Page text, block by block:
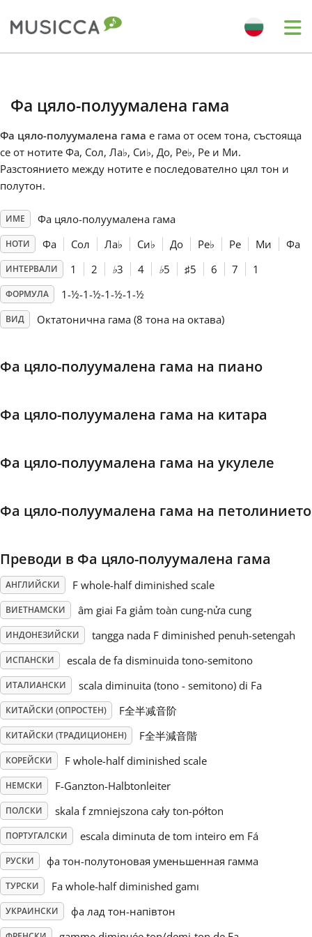
English
Español
日本語
Polski
Português
Русский
Svenska
Tiếng Việt
Türkçe
Українська
繁體中文
Фа цяло-полуумалена гама
Фа цяло-полуумалена гама е гама от осем тона, състояща
се от нотите Фа, Сол, Ла♭, Си♭, До, Ре♭, Ре и Ми.
Разстоянието между нотите е последователно цял тон и
полутон.
ИМЕ Фа цяло-полуумалена гама
НОТИ Фа Сол Ла♭ Си♭ До Ре♭ Ре Ми Фа
ИНТЕРВАЛИ 1 2 ♭3 4 ♭5 ♯5 6 7 1
ФОРМУЛА 1-½-1-½-1-½-1-½
ВИД Октатонична гама (8 тона на октава)
Фа цяло-полуумалена гама на пиано
Фа цяло-полуумалена гама на китара
Фа цяло-полуумалена гама на укулеле
Фа цяло-полуумалена гама на петолинието
Преводи в Фа цяло-полуумалена гама
АНГЛИЙСКИ F whole-half diminished scale
ВИЕТНАМСКИ âm giai Fa giảm toàn cung-nửa cung
ИНДОНЕЗИЙСКИ tangga nada F diminished penuh-setengah
ИСПАНСКИ escala de fa disminuida tono-semitono
ИТАЛИАНСКИ scala diminuita (tono - semitono) di Fa
КИТАЙСКИ (ОПРОСТЕН) F全半减音阶
КИТАЙСКИ (ТРАДИЦИОНЕН) F全半減音階
КОРЕЙСКИ F whole-half diminished scale
НЕМСКИ F-Ganzton-Halbtonleiter
ПОЛСКИ skala f zmniejszona cały ton-półton
ПОРТУГАЛСКИ escala diminuta de tom inteiro em Fá
РУСКИ фа тон-полутоновая уменьшенная гамма
ТУРСКИ Fa whole-half diminished gamı
УКРАИНСКИ фа лад тон-напівтон